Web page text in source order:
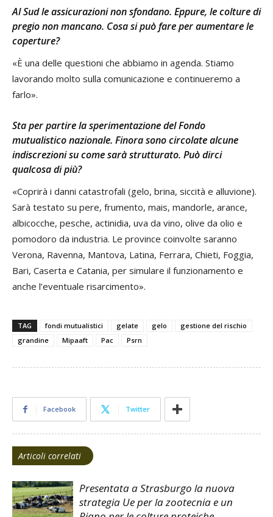
Al Sud le assicurazioni non sfondano. Eppure, le colture di
pregio non mancano. Cosa si può fare per aumentare le
coperture?
«È una delle questioni che abbiamo in agenda. Stiamo
lavorando molto sulla comunicazione e continueremo a
farlo».
Sta per partire la sperimentazione del Fondo
mutualistico nazionale. Finora sono circolate alcune
indiscrezioni su come sarà strutturato. Può dirci
qualcosa di più?
«Coprirà i danni catastrofali (gelo, brina, siccità e alluvione).
Sarà testato su pere, frumento, mais, mandorle, arance,
albicocche, pesche, actinidia, uva da vino, olive da olio e
pomodoro da industria. Le province coinvolte saranno
Verona, Ravenna, Mantova, Latina, Ferrara, Chieti, Foggia,
Bari, Caserta e Catania, per simulare il funzionamento e
anche l’eventuale risarcimento».
TAG fondi mutualistici gelate gelo
gestione del rischio
grandine
Mipaaft Pac Psrn
Facebook Twitter
Articoli correlati
Presentata a Strasburgo la nuova
strategia Ue per la zootecnia e un